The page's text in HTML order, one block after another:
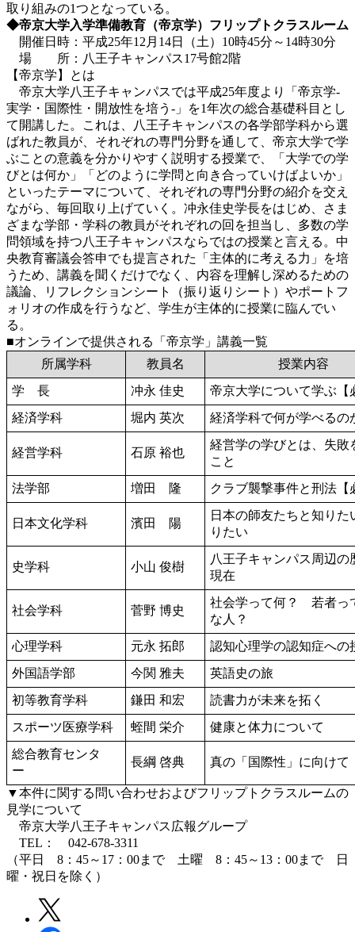
取り組みの1つとなっている。
◆帝京大学入学準備教育（帝京学）フリップトクラスルーム
開催日時：平成25年12月14日（土）10時45分～14時30分
場 所：八王子キャンパス17号館2階
【帝京学】とは
帝京大学八王子キャンパスでは平成25年度より「帝京学‐
実学・国際性・開放性を培う‐」を1年次の総合基礎科目とし
て開講した。これは、八王子キャンパスの各学部学科から選
ばれた教員が、それぞれの専門分野を通して、帝京大学で学
ぶことの意義を分かりやすく説明する授業で、「大学での学
びとは何か」「どのように学問と向き合っていけばよいか」
といったテーマについて、それぞれの専門分野の紹介を交え
ながら、毎回取り上げていく。冲永佳史学長をはじめ、さま
ざまな学部・学科の教員がそれぞれの回を担当し、多数の学
問領域を持つ八王子キャンパスならではの授業と言える。中
央教育審議会答申でも提言された「主体的に考える力」を培
うため、講義を聞くだけでなく、内容を理解し深めるための
議論、リフレクションシート（振り返りシート）やポートフ
ォリオの作成を行うなど、学生が主体的に授業に臨んでい
る。
■オンラインで提供される「帝京学」講義一覧
所属学科
教員名
授業内容
学 長
冲永 佳史
帝京大学について学ぶ【
経済学科
堀内 英次 経済学科で何が学べるの
経営学科 石原 裕也
経営学の学びとは、失敗
こと
法学部
増田 隆 クラブ襲撃事件と刑法【
日本文化学科 濱田 陽
日本の師友たちと知りた
りたい
史学科 小山 俊樹
八王子キャンパス周辺の
現在
社会学科 菅野 博史
社会学って何？ 若者っ
な人？
心理学科
元永 拓郎
認知心理学の認知症への
外国語学部
今関 雅夫
英語史の旅
初等教育学科
鎌田 和宏
読書力が未来を拓く
スポーツ医療学科
蛭間 栄介
健康と体力について
総合教育センタ
ー
長綱 啓典 真の「国際性」に向けて
▼本件に関する問い合わせおよびフリップトクラスルームの
見学について
帝京大学八王子キャンパス広報グループ
TEL： 042-678-3311
（平日 8：45～17：00まで 土曜 8：45～13：00まで 日
曜・祝日を除く）